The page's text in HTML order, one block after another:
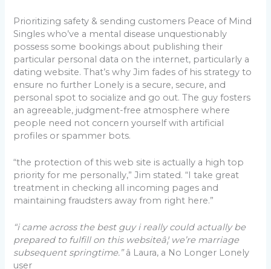
Prioritizing safety & sending customers Peace of Mind
Singles who’ve a mental disease unquestionably
possess some bookings about publishing their
particular personal data on the internet, particularly a
dating website. That’s why Jim fades of his strategy to
ensure no further Lonely is a secure, secure, and
personal spot to socialize and go out. The guy fosters
an agreeable, judgment-free atmosphere where
people need not concern yourself with artificial
profiles or spammer bots.
“the protection of this web site is actually a high top
priority for me personally,” Jim stated. “I take great
treatment in checking all incoming pages and
maintaining fraudsters away from right here.”
“i came across the best guy i really could actually be
prepared to fulfill on this websiteâ¦ we’re marriage
subsequent springtime.”â Laura, a No Longer Lonely
user